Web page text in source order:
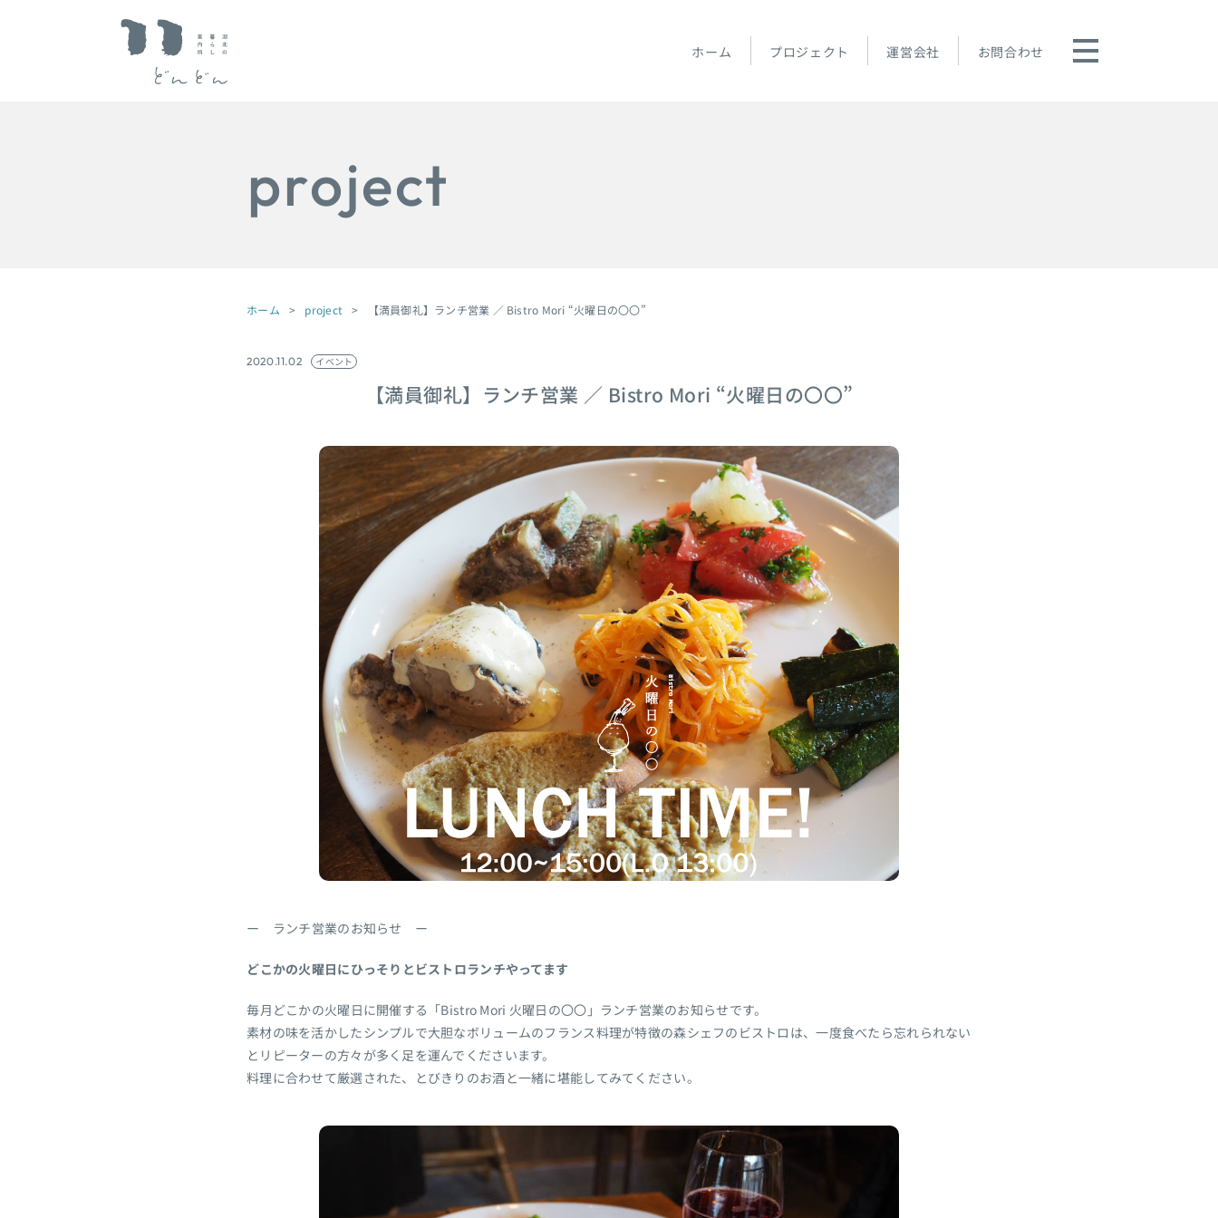
ホーム プロジェクト 運営会社 お問合わせ
project
ホーム project 【満員御礼】ランチ営業 ／ Bistro Mori “火曜日の〇〇”
2020.11.02 イベント
【満員御礼】ランチ営業 ／ Bistro Mori “火曜日の〇〇”
ー ランチ営業のお知らせ ー
どこかの火曜日にひっそりとビストロランチやってます
毎月どこかの火曜日に開催する「Bistro Mori 火曜日の〇〇」ランチ営業のお知らせです。
素材の味を活かしたシンプルで大胆なボリュームのフランス料理が特徴の森シェフのビストロは、一度食べたら忘れられない
とリピーターの方々が多く足を運んでくださいます。
料理に合わせて厳選された、とびきりのお酒と一緒に堪能してみてください。